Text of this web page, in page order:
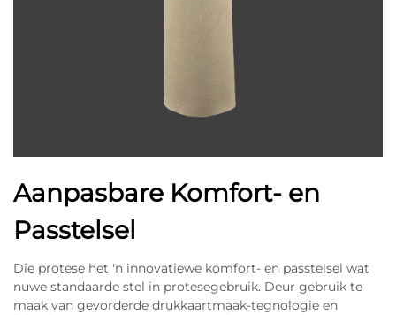
Aanpasbare Komfort- en
Passtelsel
Die protese het 'n innovatiewe komfort- en passtelsel wat
nuwe standaarde stel in protesegebruik. Deur gebruik te
maak van gevorderde drukkaartmaak-tegnologie en